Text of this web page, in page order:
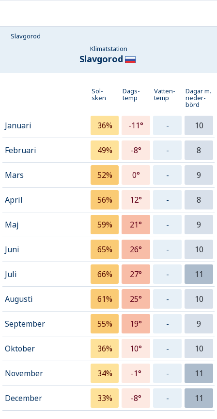
Slavgorod
Klimatstation
Slavgorod
Sol-
sken
Dags-
temp
Vatten-
temp
Dagar m.
neder­
börd
Januari 36% -11° - 10
Februari 49% -8° - 8
Mars 52% 0° - 9
April 56% 12° - 8
Maj 59% 21° - 9
Juni 65% 26° - 10
Juli 66% 27° - 11
Augusti 61% 25° - 10
September 55% 19° - 9
Oktober 36% 10° - 10
November 34% -1° - 11
December 33% -8° - 11